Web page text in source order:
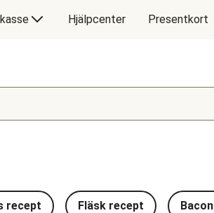
Hjälpcenter Presentkort
recept Fläsk recept